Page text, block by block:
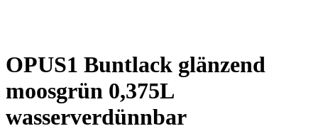
OPUS1 Buntlack glänzend
moosgrün 0,375L
wasserverdünnbar